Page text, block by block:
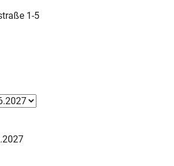
1-5